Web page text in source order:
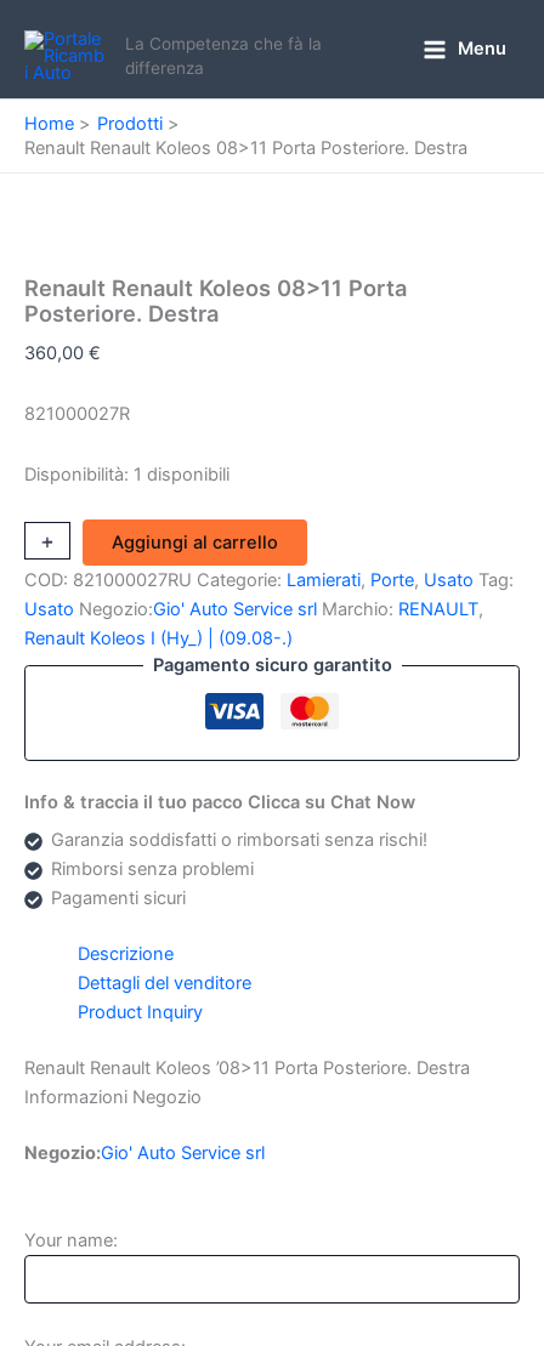
contenuto
La Competenza che fà la
differenza
Menu
Home
Prodotti
Renault Renault Koleos 08>11 Porta Posteriore. Destra
Renault Renault Koleos 08>11 Porta
Posteriore. Destra
360,00 €
821000027R
Disponibilità: 1 disponibili
-
Renault
Renault
Koleos
08>11
Porta
+
Aggiungi al carrello
COD: 821000027RU Categorie: Lamierati, Porte, Usato Tag:
Usato Negozio:Gio' Auto Service srl Marchio: RENAULT,
Renault Koleos I (Hy_) | (09.08-.)
Pagamento sicuro garantito
Info & traccia il tuo pacco Clicca su Chat Now
Garanzia soddisfatti o rimborsati senza rischi!
Rimborsi senza problemi
Pagamenti sicuri
Descrizione
Dettagli del venditore
Product Inquiry
Renault Renault Koleos ’08>11 Porta Posteriore. Destra
Informazioni Negozio
Negozio:Gio' Auto Service srl
Your name: